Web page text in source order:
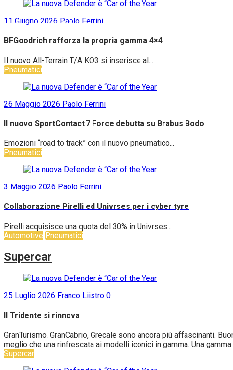
11 Giugno 2026 Paolo Ferrini
BFGoodrich rafforza la propria gamma 4×4
Il nuovo All-Terrain T/A KO3 si inserisce al...
Pneumatici
26 Maggio 2026 Paolo Ferrini
Il nuovo SportContact 7 Force debutta su Brabus Bodo
Emozioni “road to track” con il nuovo pneumatico...
Pneumatici
3 Maggio 2026 Paolo Ferrini
Collaborazione Pirelli ed Univrses per i cyber tyre
Pirelli acquisisce una quota del 30% in Univrses...
Automotive Pneumatici
Supercar
25 Luglio 2026 Franco Liistro 0
Il Tridente si rinnova
GranTurismo, GranCabrio, Grecale sono ancora più affascinanti.
meglio che una rinfrescata ai modelli iconici in gamma. Una
Supercar